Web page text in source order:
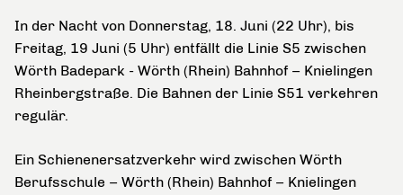
In der Nacht von Donnerstag, 18. Juni (22 Uhr), bis
Freitag, 19 Juni (5 Uhr) entfällt die Linie S5 zwischen
Wörth Badepark - Wörth (Rhein) Bahnhof – Knielingen
Rheinbergstraße. Die Bahnen der Linie S51 verkehren
regulär.
Ein Schienenersatzverkehr wird zwischen Wörth
Berufsschule – Wörth (Rhein) Bahnhof – Knielingen